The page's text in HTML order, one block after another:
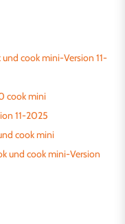
cook mini-Version 11-
cook mini
11-2025
cook mini
und cook mini-Version